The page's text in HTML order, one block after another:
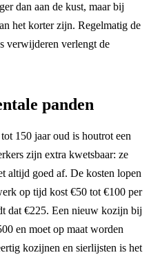
dan aan de kust, maar bij
het korter zijn. Regelmatig de
verwijderen verlengt de
panden
150 jaar oud is houtrot een
zijn extra kwetsbaar: ze
altijd goed af. De kosten lopen
op tijd kost €50 tot €100 per
dat €225. Een nieuw kozijn bij
en moet op maat worden
kozijnen en sierlijsten is het